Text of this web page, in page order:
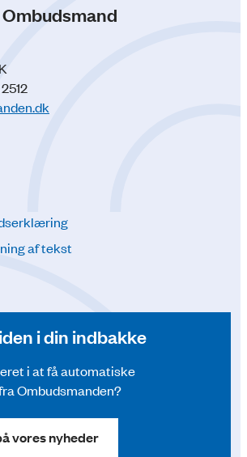
af tekst
i din indbakke
i at få automatiske
Ombudsmanden?
vores nyheder